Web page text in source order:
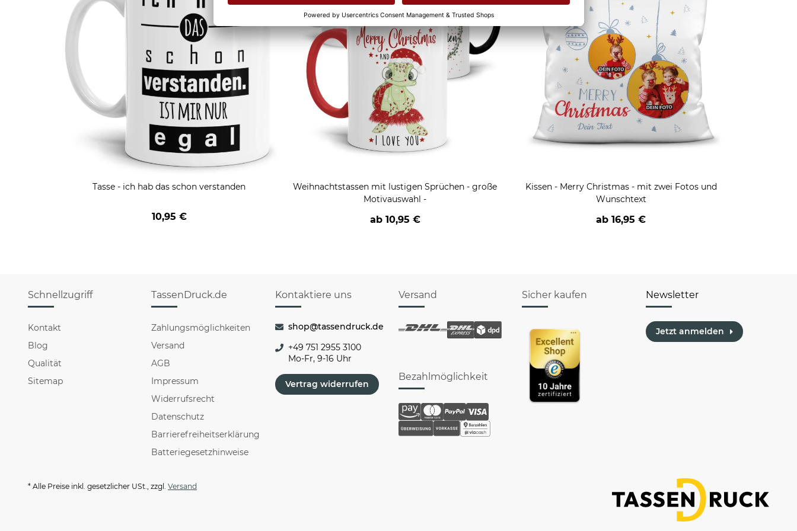
Tasse - ich hab das schon verstanden
10,95 €
Weihnachtstassen mit lustigen Sprüchen - große
Motivauswahl -
ab 10,95 €
Kissen - Merry Christmas - mit zwei Fotos und
Wunschtext
ab16,95 €
Schnellzugriff
Kontakt
Blog
Qualität
Sitemap
TassenDruck.de
Zahlungsmöglichkeiten
Versand
AGB
Impressum
Widerrufsrecht
Datenschutz
Barrierefreiheitserklärung
Batteriegesetzhinweise
Kontaktiere uns
shop@tassendruck.de
+49 751 2955 3100
Mo-Fr, 9-16 Uhr
Vertrag widerrufen
Versand
Bezahlmöglichkeit
Sicher kaufen Newsletter
Jetzt anmelden
* Alle Preise inkl. gesetzlicher USt., zzgl. Versand